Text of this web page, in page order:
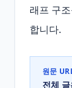
래프 구
합니다.
원문
전체